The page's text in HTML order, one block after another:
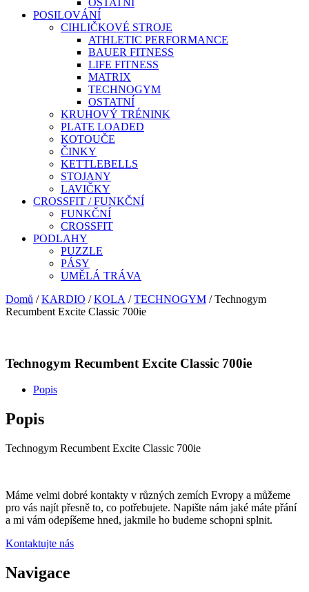
OSTATNÍ
POSILOVÁNÍ
CIHLIČKOVÉ STROJE
ATHLETIC PERFORMANCE
BAUER FITNESS
LIFE FITNESS
MATRIX
TECHNOGYM
OSTATNÍ
KRUHOVÝ TRÉNINK
PLATE LOADED
KOTOUČE
ČINKY
KETTLEBELLS
STOJANY
LAVIČKY
CROSSFIT / FUNKČNÍ
FUNKČNÍ
CROSSFIT
PODLAHY
PUZZLE
PÁSY
UMĚLÁ TRÁVA
Domů /KARDIO /KOLA /TECHNOGYM / Technogym
Recumbent Excite Classic 700ie
Technogym Recumbent Excite Classic 700ie
Popis
Popis
Technogym Recumbent Excite Classic 700ie
Máme velmi dobré kontakty v různých zemích Evropy a můžeme
pro vás najít přesně to, co potřebujete. Napište nám jaké máte přání
a mi vám odepíšeme hned, jakmile ho budeme schopni splnit.
Kontaktujte nás
Navigace